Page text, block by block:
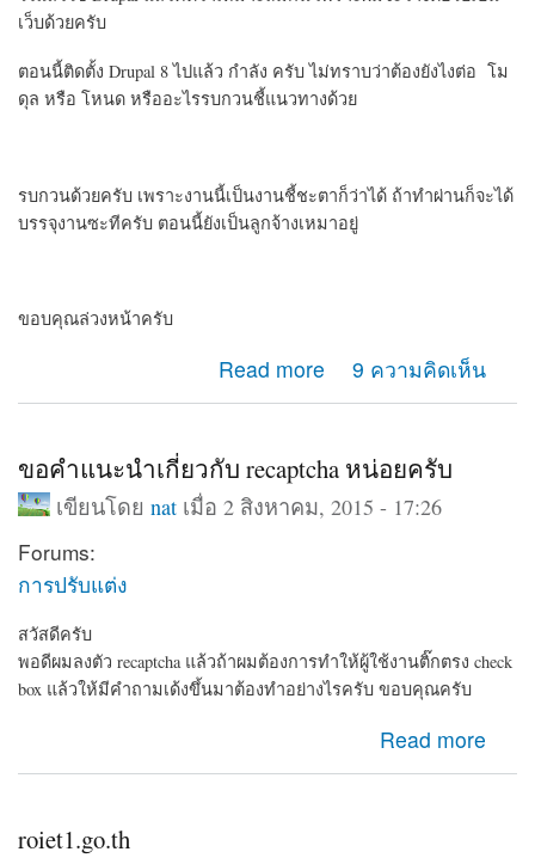
เว็บด้วยครับ
ตอนนี้ติดตั้ง Drupal 8 ไปแล้ว กำลัง ครับ ไม่ทราบว่าต้องยังไงต่อ โม
ดุล หรือ โหนด หรืออะไรรบกวนชี้แนวทางด้วย
รบกวนด้วยครับ เพราะงานนี้เป็นงานชี้ชะตาก็ว่าได้ ถ้าทำผ่านก็จะได้
บรรจุงานซะทีครับ ตอนนี้ยังเป็นลูกจ้างเหมาอยู่
ขอบคุณล่วงหน้าครับ
Read more
about ทำเว็บเก็บข้อมูลบุคคลครับแนะนำด้วย9 ความคิดเห็น
ขอคำแนะนำเกี่ยวกับ recaptcha หน่อยครับ
เขียนโดย natเมื่อ 2 สิงหาคม, 2015 - 17:26
Forums:
การปรับแต่ง
สวัสดีครับ
พอดีผมลงตัว recaptcha แล้วถ้าผมต้องการทำให้ผู้ใช้งานติ๊กตรง check
box แล้วให้มีคำถามเด้งขึ้นมาต้องทำอย่างไรครับ ขอบคุณครับ
Read more
about ขอคำแนะนำเกี่ยวกับ recaptcha หน่อยครับ
roiet1.go.th